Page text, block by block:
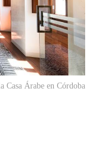
Casa Árabe en Córdoba